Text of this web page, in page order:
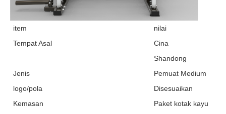
item
nilai
Tempat Asal
Cina
Shandong
Jenis
Pemuat Medium
logo/pola
Disesuaikan
Kemasan
Paket kotak kayu